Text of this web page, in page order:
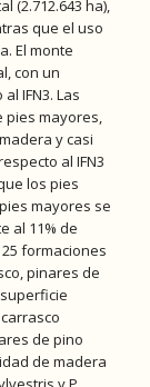
(2.712.643 ha),
que el uso
El monte
con un
IFN3. Las
pies mayores,
y casi
al IFN3
los pies
mayores se
al 11% de
formaciones
pinares de
de pino
de madera